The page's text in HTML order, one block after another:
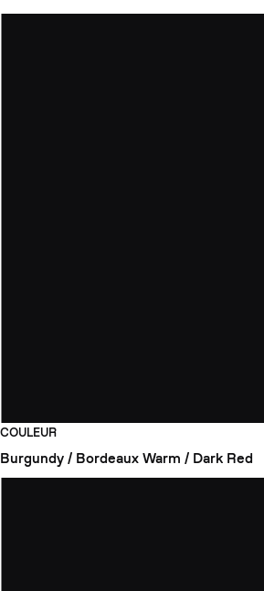
COULEUR
Burgundy / Bordeaux Warm / Dark Red